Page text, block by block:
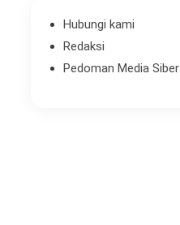
Hubungi kami
Redaksi
Pedoman Media Siber